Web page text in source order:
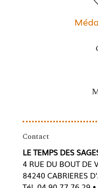
Contact
LE TEMPS DES
4 RUE DU BOUT DE
84240 CABRIERES